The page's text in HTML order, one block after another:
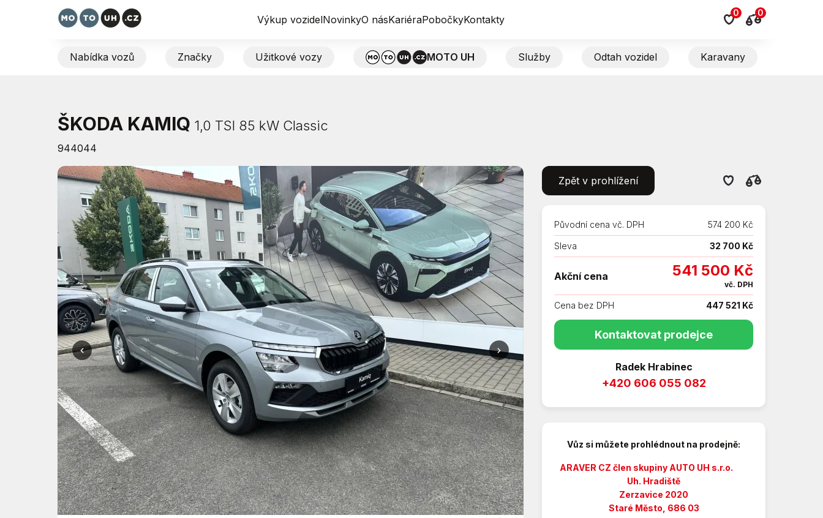
Výkup vozidelNovinkyO násKariéraPobočkyKontakty
0 0
Nabídka vozů Značky Užitkové vozy MOTO UH Služby Odtah vozidel Karavany
ŠKODA KAMIQ 1,0 TSI 85 kW Classic
944044
Zpět v prohlížení
Původní cena vč. DPH 574 200 Kč
Sleva 32 700 Kč
Akční cena 541 500 Kč
vč. DPH
Cena bez DPH 447 521 Kč
Kontaktovat prodejce
Radek Hrabinec
+420 606 055 082
Vůz si můžete prohlédnout na prodejně:
ARAVER CZ člen skupiny AUTO UH s.r.o.
Uh. Hradiště
Zerzavice 2020
Staré Město, 686 03